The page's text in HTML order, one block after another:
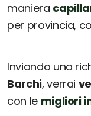
maniera
per provincia,
Inviando una
Barchi, verrai
con le migliori